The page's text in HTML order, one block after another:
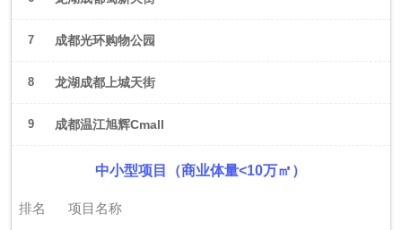
7 成都光环购物公园
8 龙湖成都上城天街
9 成都温江旭辉Cmall
中小型项目（商业体量<10万㎡）
排名 项目名称